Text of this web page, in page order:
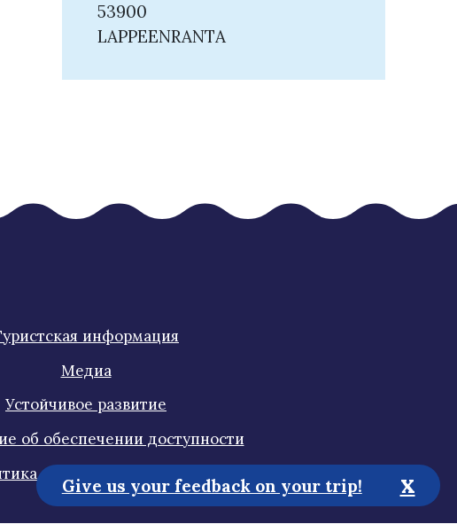
53900
LAPPEENRANTA
информация
Медиа
Устойчивое развитие
об обеспечении доступности
конфиденциальности
Give us your feedback on your trip! x